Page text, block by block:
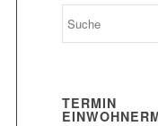
TERMIN